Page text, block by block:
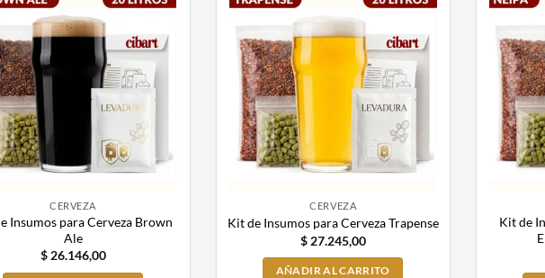
CERVEZA
Insumos para Cerveza Brown
Ale
$26.146,00
CERVEZA
Kit de Insumos para Cerveza Trapense
$27.245,00
AÑADIR AL CARRITO
Kit de